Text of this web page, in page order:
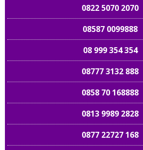
0822 5070 2070
08587 0099888
08 999 354 354
08777 3132 888
0858 70 168888
0813 9989 2828
0877 22727 168